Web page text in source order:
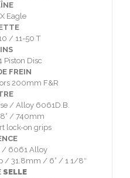
Eagle
/ 11-50 T
Piston Disc
FREIN
200mm F&R
/ Alloy 6061D.B.
/ 740mm
lock-on grips
/ 6061 Alloy
/ 31.8mm / 6° / 1 1/8″
SELLE